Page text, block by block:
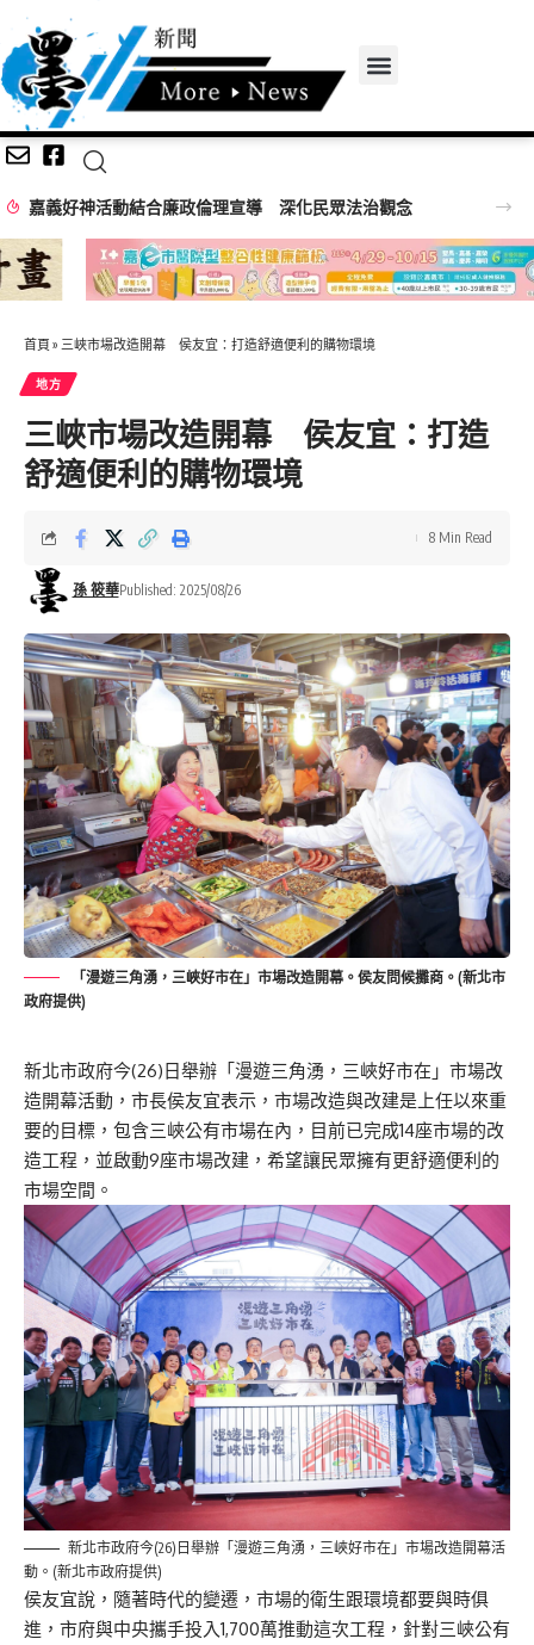
嘉縣辦理民防醫護大隊常年訓練 強化全災害醫療救護韌性
首頁 » 三峽市場改造開幕 侯友宜：打造舒適便利的購物環境
地方
三峽市場改造開幕 侯友宜：打造
舒適便利的購物環境
孫 筱華Published: 2025/08/26
8 Min Read
「漫遊三角湧，三峽好市在」市場改造開幕。侯友問候攤商。(新北市
政府提供)
新北市政府今(26)日舉辦「漫遊三角湧，三峽好市在」市場改
造開幕活動，市長侯友宜表示，市場改造與改建是上任以來重
要的目標，包含三峽公有市場在內，目前已完成14座市場的改
造工程，並啟動9座市場改建，希望讓民眾擁有更舒適便利的
市場空間。
新北市政府今(26)日舉辦「漫遊三角湧，三峽好市在」市場改造開幕活
動。(新北市政府提供)
侯友宜說，隨著時代的變遷，市場的衛生跟環境都要與時俱
進，市府與中央攜手投入1,700萬推動這次工程，針對三峽公有